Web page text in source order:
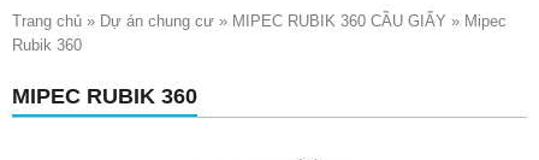
Trang chủ » Dự án chung cư » MIPEC RUBIK 360 CẦU GIẤY » Mipec
Rubik 360
MIPEC RUBIK 360